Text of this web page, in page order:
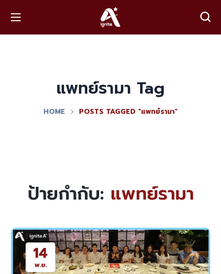
แพทย์รามา Tag
HOME POSTS TAGGED "แพทย์รามา"
ป้ายกำกับ: แพทย์รามา
14
พ.ย.